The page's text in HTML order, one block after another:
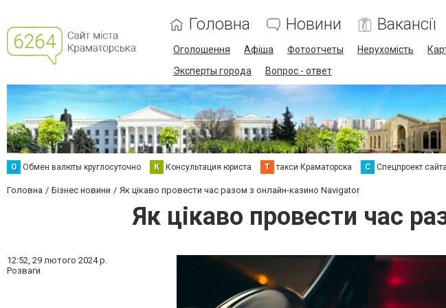
Головна Новини Вакансії
Оголошення Афіша Фотоотчеты Нерухомість
Эксперты города
Вопрос - ответ
О Обмен валюты круглосуточно К Консультация юриста Т такси Краматорска С Спецпроект
Головна Бізнес новини Як цікаво провести час разом з онлайн-казино Navigator
Як цікаво провести час
12:52, 29 лютого 2024 р.
Розваги